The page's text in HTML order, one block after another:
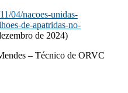
04/nacoes-unidas-
de-apatridas-no-
de 2024)
– Técnico de ORVC